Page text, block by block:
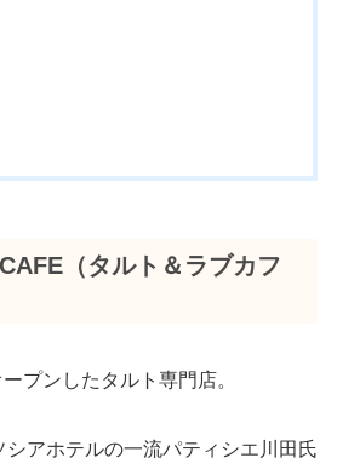
（タルト＆ラブカフ
プンしたタルト専門店。
アホテルの一流パティシエ川田氏